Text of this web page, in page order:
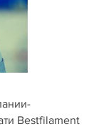
Bestfilament